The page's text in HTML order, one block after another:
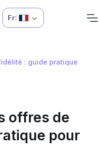
Fr:
: guide pratique
offres de
pour